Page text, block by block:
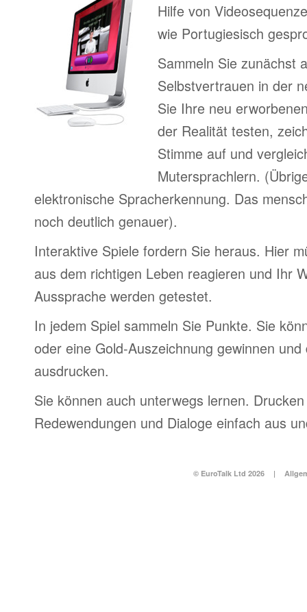
Hilfe von
wie Portugiesisch
Sammeln Sie zunächst
Selbstvertrauen in der
Sie Ihre neu
der Realität testen,
Stimme auf und
Mutersprachlern.
elektronische Spracherkennung. Das
noch deutlich genauer).
Interaktive Spiele fordern Sie heraus. Hier
aus dem richtigen Leben reagieren und Ihr
Aussprache werden getestet.
In jedem Spiel sammeln Sie Punkte. Sie
oder eine Gold-Auszeichnung gewinnen
ausdrucken.
Sie können auch unterwegs lernen.
Redewendungen und Dialoge einfach aus
© EuroTalk Ltd 2026 |